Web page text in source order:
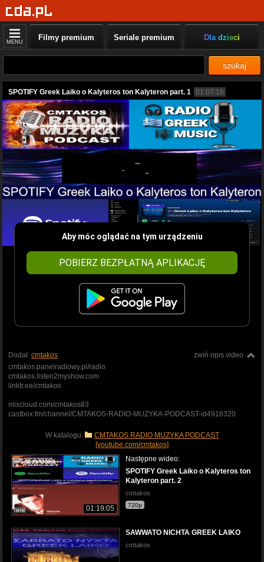
MENU Filmy premium Seriale premium Dla dzieci
szukaj
SPOTIFY Greek Laiko o Kalyteros ton Kalyteron part. 1 01:07:16
Aby móc oglądać na tym urządzeniu
POBIERZ BEZPŁATNĄ APLIKACJĘ
zwiń opis video
Dodał: cmtakos
cmtakos.panelradiowy.pl/radio
cmtakos.listen2myshow.com
linktr.ee/cmtakos
mixcloud.com/cmtakos83
castbox.fm/channel/CMTAKOS-RADIO-MUZYKA-PODCAST-id4918320
W katalogu:
CMTAKOS RADIO MUZYKA PODCAST
[youtube.com/cmtakos]
01:19:05
Następne wideo:
SPOTIFY Greek Laiko o Kalyteros ton
Kalyteron part. 2
cmtakos
720p
SAWWATO NICHTA GREEK LAIKO
cmtakos